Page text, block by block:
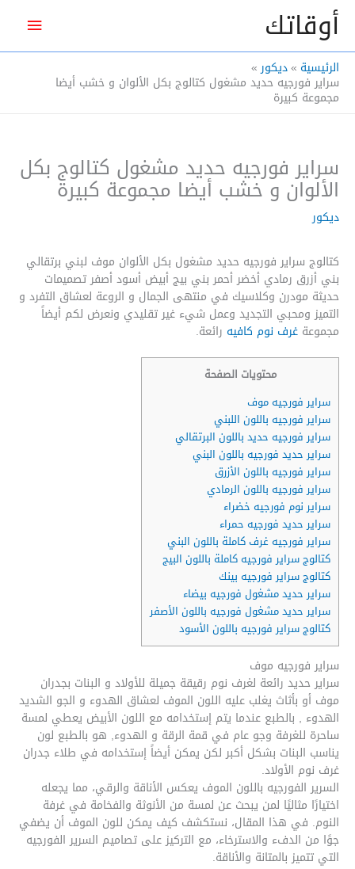
تخطي
المحتوىأوقاتك
الرئيسية ديكور
سراير فورجيه حديد مشغول كتالوج بكل الألوان و خشب أيضا
مجموعة كبيرة
سراير فورجيه حديد مشغول كتالوج بكل
الألوان و خشب أيضا مجموعة كبيرة
ديكور
كتالوج سراير فورجيه حديد مشغول بكل الألوان موف لبني برتقالي
بني أزرق رمادي أخضر أحمر بني بيج أبيض أسود أصفر تصميمات
حديثة مودرن وكلاسيك في منتهى الجمال و الروعة لعشاق التفرد و
التميز ومحبي التجديد وعمل شيء غير تقليدي ونعرض لكم أيضاً
مجموعة غرف نوم كافيه رائعة.
محتويات الصفحة
سراير فورجيه موف
سراير فورجيه باللون اللبني
سراير فورجيه حديد باللون البرتقالي
سراير حديد فورجيه باللون البني
سراير فورجيه باللون الأزرق
سراير فورجيه باللون الرمادي
سراير نوم فورجيه خضراء
سراير حديد فورجيه حمراء
سراير فورجيه غرف كاملة باللون البني
كتالوج سراير فورجيه كاملة باللون البيج
كتالوج سراير فورجيه بينك
سراير حديد مشغول فورجيه بيضاء
سراير حديد مشغول فورجيه باللون الأصفر
كتالوج سراير فورجيه باللون الأسود
سراير فورجيه موف
سراير حديد رائعة لغرف نوم رقيقة جميلة للأولاد و البنات بجدران
موف أو بأثاث يغلب عليه اللون الموف لعشاق الهدوء و الجو الشديد
الهدوء , بالطبع عندما يتم إستخدامه مع اللون الأبيض يعطي لمسة
ساحرة للغرفة وجو عام في قمة الرقة و الهدوء, هو بالطبع لون
يناسب البنات بشكل أكبر لكن يمكن أيضاً إستخدامه في طلاء جدران
غرف نوم الأولاد.
السرير الفورجيه باللون الموف يعكس الأناقة والرقي، مما يجعله
اختيارًا مثاليًا لمن يبحث عن لمسة من الأنوثة والفخامة في غرفة
النوم. في هذا المقال، نستكشف كيف يمكن للون الموف أن يضفي
جوًا من الدفء والاسترخاء، مع التركيز على تصاميم السرير الفورجيه
التي تتميز بالمتانة والأناقة.